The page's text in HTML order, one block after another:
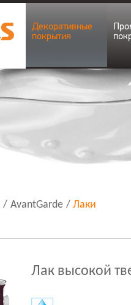
Декоративные
покрытия
/ AvantGarde /Лаки
Лак высокой